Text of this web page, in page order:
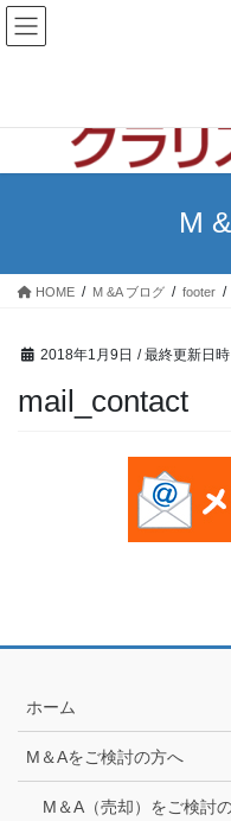
コ
ン
ナ
ビ
M
HOME M &A ブログ footer
2018年1月9日 / 最終更新日
mail_contact
ホーム
M＆Aをご検討の方へ
M＆A（売却）をご検討